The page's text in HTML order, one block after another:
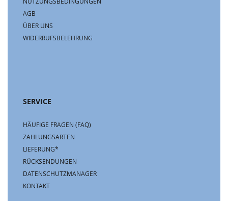
AGB
ÜBER UNS
WIDERRUFSBELEHRUNG
SERVICE
HÄUFIGE FRAGEN (FAQ)
ZAHLUNGSARTEN
LIEFERUNG*
RÜCKSENDUNGEN
DATENSCHUTZMANAGER
KONTAKT